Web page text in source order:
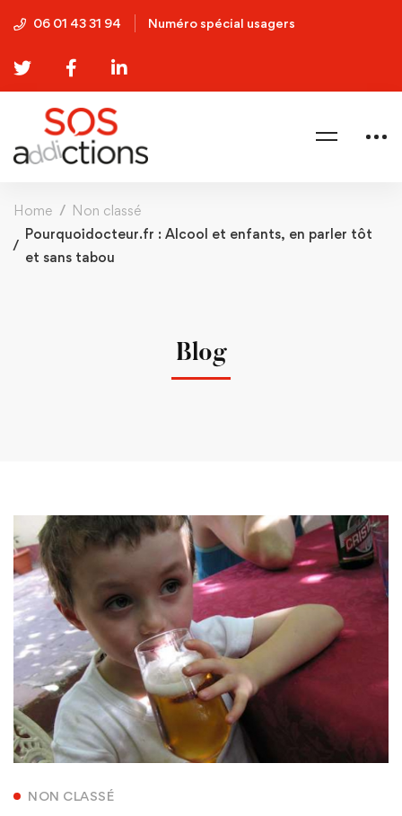
06 01 43 31 94 Numéro spécial usagers
Home
Non classé
Pourquoidocteur.fr : Alcool et enfants, en parler tôt
et sans tabou
Blog
NON CLASSÉ